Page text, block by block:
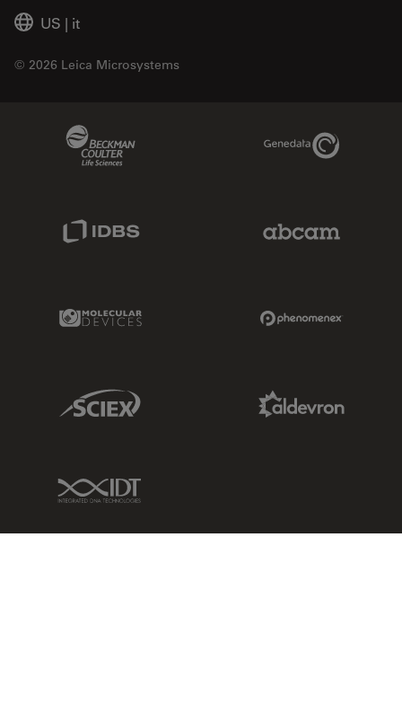
US | it
© 2026 Leica Microsystems
Genedata Link
IDBS Link
Molecular Devices Link
Sciex Link
IDT Link